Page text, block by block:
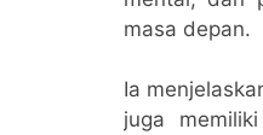
masa depan.
Ia
juga